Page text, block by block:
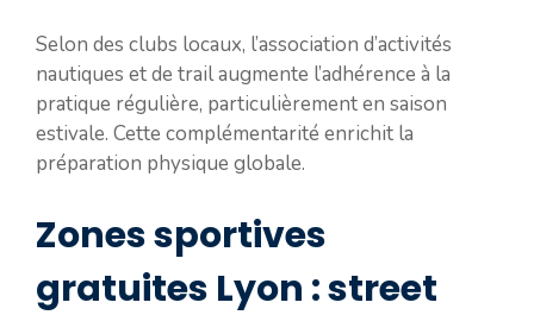
Selon des clubs locaux, l’association d’activités
nautiques et de trail augmente l’adhérence à la
pratique régulière, particulièrement en saison
estivale. Cette complémentarité enrichit la
préparation physique globale.
Zones sportives
gratuites Lyon : street